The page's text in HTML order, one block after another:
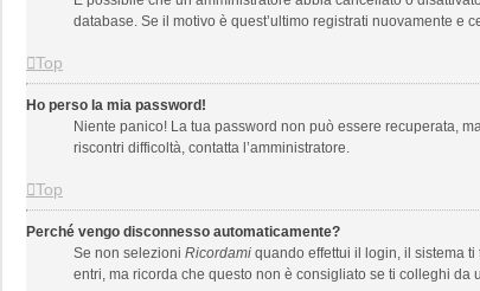
database. Se il motivo è quest’ultimo registrati nuovamente e
Top
Ho perso la mia password!
Niente panico! La tua password non può essere recuperata,
riscontri difficoltà, contatta l’amministratore.
Top
Perché vengo disconnesso automaticamente?
Se non selezioni Ricordami quando effettui il login, il sistema
entri, ma ricorda che questo non è consigliato se ti colleghi